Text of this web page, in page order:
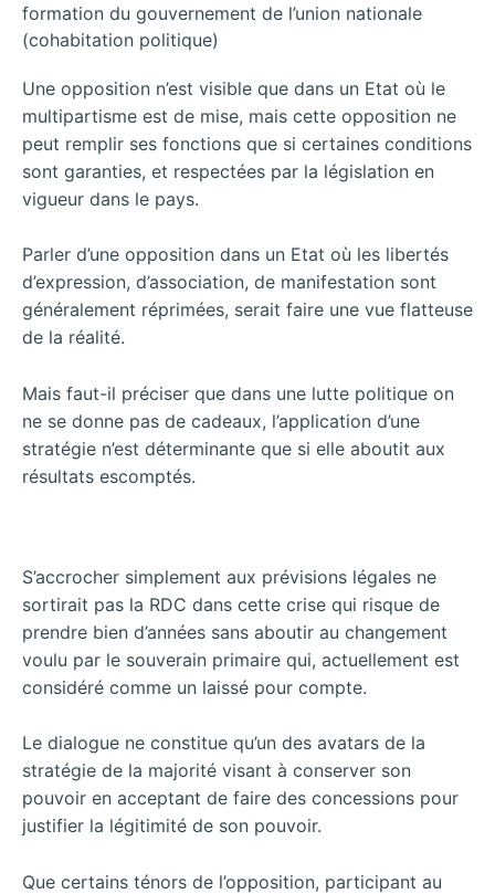
formation du gouvernement de l’union nationale
(cohabitation politique)
Une opposition n’est visible que dans un Etat où le
multipartisme est de mise, mais cette opposition ne
peut remplir ses fonctions que si certaines conditions
sont garanties, et respectées par la législation en
vigueur dans le pays.
Parler d’une opposition dans un Etat où les libertés
d’expression, d’association, de manifestation sont
généralement réprimées, serait faire une vue flatteuse
de la réalité.
Mais faut-il préciser que dans une lutte politique on
ne se donne pas de cadeaux, l’application d’une
stratégie n’est déterminante que si elle aboutit aux
résultats escomptés.
S’accrocher simplement aux prévisions légales ne
sortirait pas la RDC dans cette crise qui risque de
prendre bien d’années sans aboutir au changement
voulu par le souverain primaire qui, actuellement est
considéré comme un laissé pour compte.
Le dialogue ne constitue qu’un des avatars de la
stratégie de la majorité visant à conserver son
pouvoir en acceptant de faire des concessions pour
justifier la légitimité de son pouvoir.
Que certains ténors de l’opposition, participant au